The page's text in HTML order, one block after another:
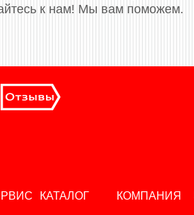
к нам! Мы вам поможем.
КАТАЛОГ КОМПАНИЯ